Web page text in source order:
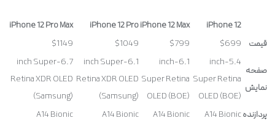
iPhone 12
iPhone 12 Max
iPhone 12 Pro
iPhone 12 Pro Max
قیمت
$699
$799
$1049
$1149
صفحه
نمایش
5.4-inch
Super Retina
OLED (BOE)
6.1-inch
Super Retina
OLED (BOE)
6.1-inch Super
Retina XDR OLED
(Samsung)
6.7-inch Super
Retina XDR OLED
(Samsung)
پردازندهA14 Bionic
A14 Bionic
A14 Bionic
A14 Bionic